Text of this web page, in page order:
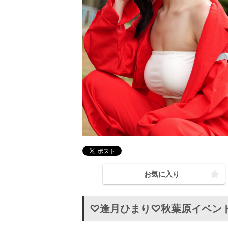
お気に入り
♡逢月ひまり♡秋葉原イベン